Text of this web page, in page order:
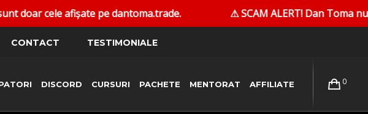
pe dantoma.trade. ⚠ SCAM ALERT! Dan Toma nu contactează
CONTACT TESTIMONIALE
0
DISCORD CURSURI PACHETE MENTORAT AFFILIATE